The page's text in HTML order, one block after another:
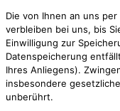
Die von Ihnen an uns
verbleiben bei uns, bis
Einwilligung zur
Datenspeicherung
Ihres Anliegens).
insbesondere
unberührt.